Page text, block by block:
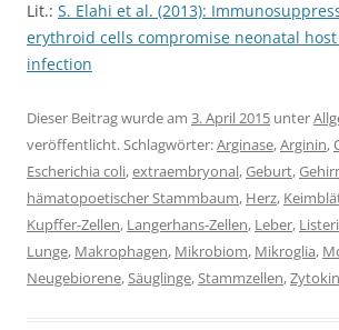
Lit.: S. Elahi et al. (2013):
erythroid cells compromise neonatal
infection
Dieser Beitrag wurde am 3. April 2015 unter
veröffentlicht. Schlagwörter:Arginase,Arginin,
Escherichia coli,extraembryonal,Geburt,
hämatopoetischer Stammbaum, Herz,
Kupffer-Zellen, Langerhans-Zellen, Leber,
Lunge, Makrophagen, Mikrobiom, Mikroglia,
Neugebiorene,Säuglinge,Stammzellen,